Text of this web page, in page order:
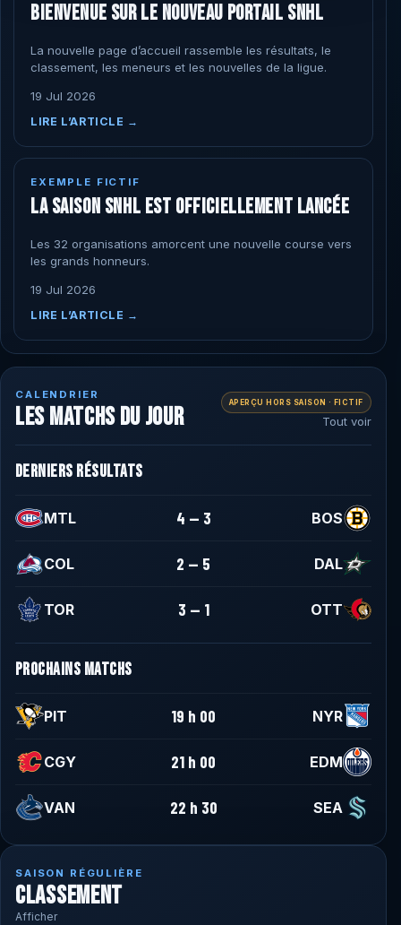
BIENVENUE SUR LE NOUVEAU PORTAIL SNHL
La nouvelle page d’accueil rassemble les résultats, le
classement, les meneurs et les nouvelles de la ligue.
19 Jul 2026
LIRE L’ARTICLE →
EXEMPLE FICTIF
LA SAISON SNHL EST OFFICIELLEMENT LANCÉE
Les 32 organisations amorcent une nouvelle course vers
les grands honneurs.
19 Jul 2026
LIRE L’ARTICLE →
CALENDRIER
LES MATCHS DU JOUR APERÇU HORS SAISON · FICTIF
Tout voir
DERNIERS RÉSULTATS
MTL 4 — 3 BOS
COL 2 — 5 DAL
TOR 3 — 1 OTT
PROCHAINS MATCHS
PIT 19 h 00 NYR
CGY 21 h 00 EDM
VAN 22 h 30 SEA
SAISON RÉGULIÈRE
CLASSEMENT
Afficher